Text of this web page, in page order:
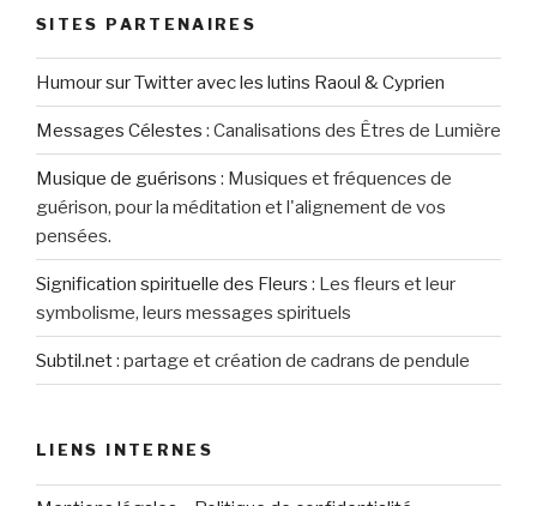
SITES PARTENAIRES
Humour sur Twitter avec les lutins Raoul & Cyprien
Messages Célestes : Canalisations des Êtres de Lumière
Musique de guérisons : Musiques et fréquences de
guérison, pour la méditation et l'alignement de vos
pensées.
Signification spirituelle des Fleurs : Les fleurs et leur
symbolisme, leurs messages spirituels
Subtil.net: partage et création de cadrans de pendule
LIENS INTERNES